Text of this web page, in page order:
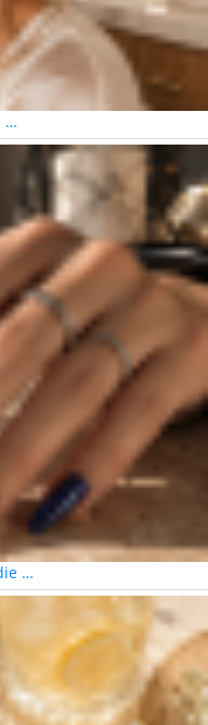
…
…